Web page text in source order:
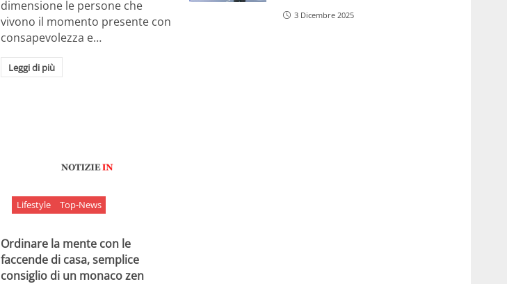
dimensione le persone che
vivono il momento presente con
consapevolezza e…
Leggi di più
Lifestyle Top-News
Ordinare la mente con le
faccende di casa, semplice
consiglio di un monaco zen
3 Dicembre 2025